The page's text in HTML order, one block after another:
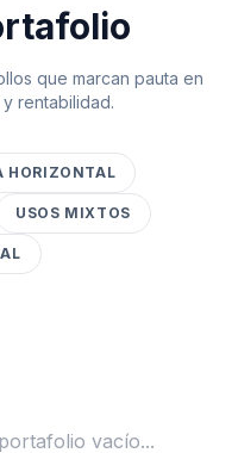
que marcan pauta en
rentabilidad.
HORIZONTAL
USOS MIXTOS
vacío...